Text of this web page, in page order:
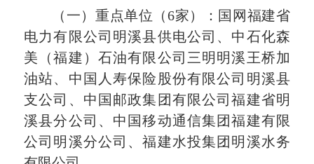
（一）重点单位（6家）：国网福建省
电力有限公司明溪县供电公司、中石化森
美（福建）石油有限公司三明明溪王桥加
油站、中国人寿保险股份有限公司明溪县
支公司、中国邮政集团有限公司福建省明
溪县分公司、中国移动通信集团福建有限
公司明溪分公司、福建水投集团明溪水务